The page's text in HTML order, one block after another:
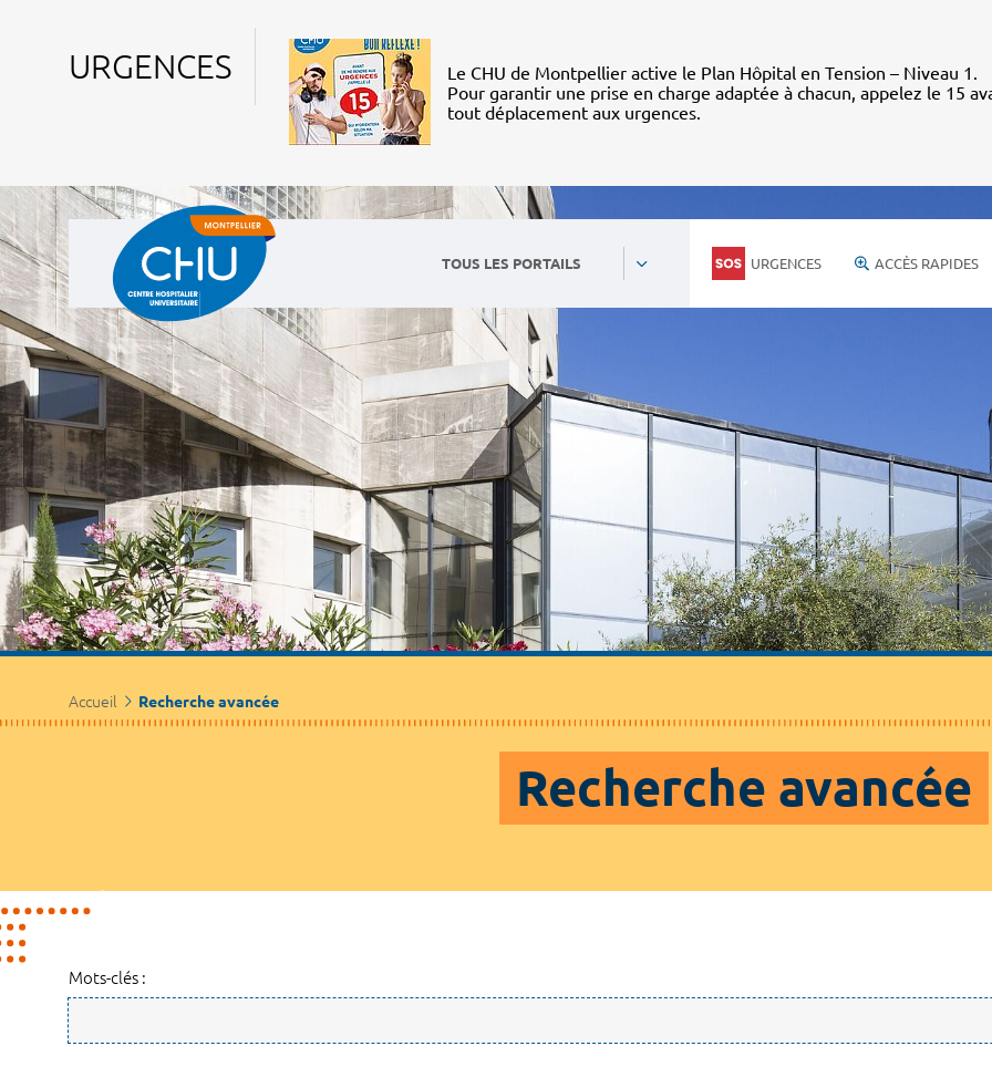
URGENCES
Le CHU de Montpellier active le Plan Hôpital en Tension – Niveau 1.
Pour garantir une prise en charge adaptée à chacun, appelez le 15
tout déplacement aux urgences.
TOUS LES PORTAILS URGENCES ACCÈS RAPIDES
Accueil Recherche avancée
Recherche avancée
Mots-clés :